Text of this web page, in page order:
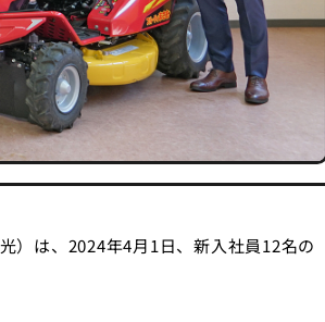
）は、2024年4月1日、新入社員12名の